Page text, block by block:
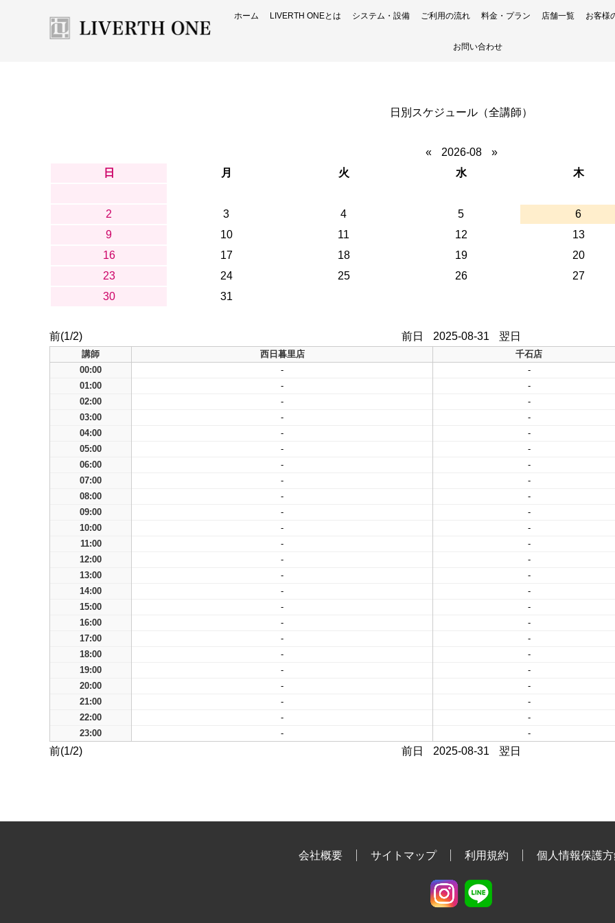
ホーム LIVERTH ONEとは システム・設備 ご利用の流れ 料金・プラン 店舗一覧 お客様
お問い合わせ
日別スケジュール（全講師）
« 2026-08
»
日
月 火 水 木
2
3 4 5 6
9
10 11 12 13
16
17 18 19 20
23
24 25 26 27
30
31
前(1/2) 前日 2025-08-31 翌日
講師 西日暮里店 千石店
00:00
- -
01:00
- -
02:00
- -
03:00
- -
04:00
- -
05:00
- -
06:00
- -
07:00
- -
08:00
- -
09:00
- -
10:00
- -
11:00
- -
12:00
- -
13:00
- -
14:00
- -
15:00
- -
16:00
- -
17:00
- -
18:00
- -
19:00
- -
20:00
- -
21:00
- -
22:00
- -
23:00
- -
前(1/2) 前日 2025-08-31 翌日
会社概要 サイトマップ 利用規約 個人情報保護